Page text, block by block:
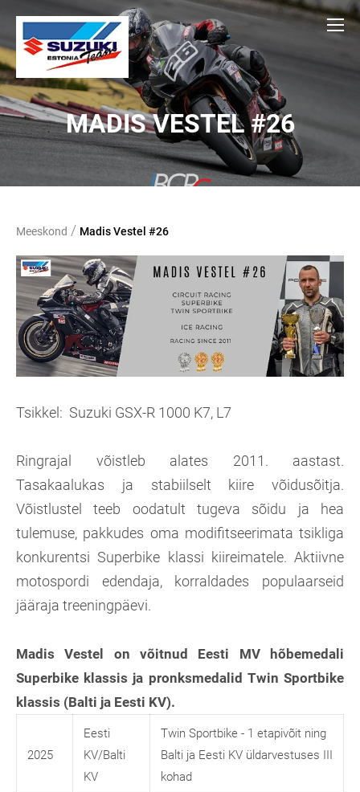
MADIS VESTEL #26
Meeskond / Madis Vestel #26
Tsikkel: Suzuki GSX-R 1000 K7, L7
Ringrajal võistleb alates 2011. aastast.
Tasakaalukas ja stabiilselt kiire võidusõitja.
Võistlustel teeb oodatult tugeva sõidu ja hea
tulemuse, pakkudes oma modifitseerimata tsikliga
konkurentsi Superbike klassi kiireimatele. Aktiivne
motospordi edendaja, korraldades populaarseid
jääraja treeningpäevi.
Madis Vestel on võitnud Eesti MV hõbemedali
Superbike klassis ja pronksmedalid Twin Sportbike
klassis (Balti ja Eesti KV).
2025
Eesti
KV/Balti
KV
Twin Sportbike - 1 etapivõit ning
Balti ja Eesti KV üldarvestuses III
kohad